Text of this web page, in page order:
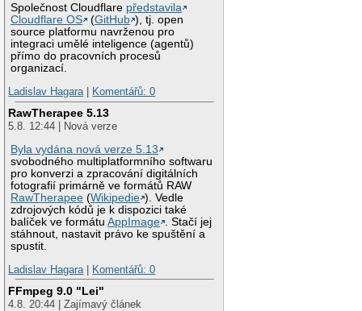
Společnost Cloudflare představila
Cloudflare OS
(GitHub ), tj. open
source platformu navrženou pro
integraci umělé inteligence (agentů)
přímo do pracovních procesů
organizací.
Ladislav Hagara| Komentářů: 0
RawTherapee 5.13
5.8. 12:44 | Nová verze
Byla vydána nová verze 5.13
svobodného multiplatformního softwaru
pro konverzi a zpracování digitálních
fotografií primárně ve formátů RAW
RawTherapee (Wikipedie ). Vedle
zdrojových kódů je k dispozici také
balíček ve formátuAppImage
. Stačí jej
stáhnout, nastavit právo ke spuštění a
spustit.
Ladislav Hagara| Komentářů: 0
FFmpeg 9.0 "Lei"
4.8. 20:44 | Zajímavý článek